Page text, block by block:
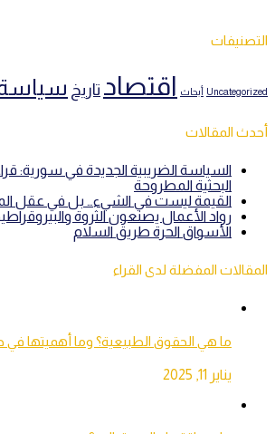
التصنيفات
Uncategorized أبحاث اقتصاد تاريخ
أحدث المقالات
السياسة الضريبية الجديدة في سورية:
البحثية المطروحة
القيمة ليست في الشيء… بل في عقل
رواد الأعمال يصنعون الثروة
الأسواق الحرة طريق السلام
المقالات المفضلة لدى القراء
ما هي الحقوق الطبيعية؟ وما أهميتها في
يناير 11, 2025